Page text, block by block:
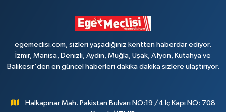
egemeclisi.com, sizleri yaşadığınız kentten haberdar ediyor.
İzmir, Manisa, Denizli, Aydın, Muğla, Uşak, Afyon, Kütahya ve
Balıkesir'den en güncel haberleri dakika dakika sizlere ulaştırıyor.
Halkapınar Mah. Pakistan Bulvarı NO:19 /4 İç Kapı NO: 708